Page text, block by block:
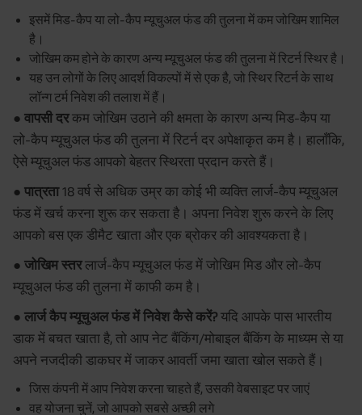
इसमें मिड-कैप या लो-कैप म्यूचुअल फंड की तुलना में कम जोखिम शामिल
है।
जोखिम कम होने के कारण अन्य म्यूचुअल फंड की तुलना में रिटर्न स्थिर है।
यह उन लोगों के लिए आदर्श विकल्पों में से एक है, जो स्थिर रिटर्न के साथ
लॉन्ग टर्म निवेश की तलाश में हैं।
● वापसी दरकम जोखिम उठाने की क्षमता के कारण अन्य मिड-कैप या
लो-कैप म्यूचुअल फंड की तुलना में रिटर्न दर अपेक्षाकृत कम है। हालाँकि,
ऐसे म्यूचुअल फंड आपको बेहतर स्थिरता प्रदान करते हैं।
● पात्रता18 वर्ष से अधिक उम्र का कोई भी व्यक्ति लार्ज-कैप म्यूचुअल
फंड में खर्च करना शुरू कर सकता है। अपना निवेश शुरू करने के लिए
आपको बस एक डीमैट खाता और एक ब्रोकर की आवश्यकता है।
● जोखिम स्तरलार्ज-कैप म्यूचुअल फंड में जोखिम मिड और लो-कैप
म्यूचुअल फंड की तुलना में काफी कम है।
● लार्ज कैप म्यूचुअल फंड में निवेश कैसे करें? यदि आपके पास भारतीय
डाक में बचत खाता है, तो आप नेट बैंकिंग/मोबाइल बैंकिंग के माध्यम से या
अपने नजदीकी डाकघर में जाकर आवर्ती जमा खाता खोल सकते हैं।
जिस कंपनी में आप निवेश करना चाहते हैं, उसकी वेबसाइट पर जाएं
वह योजना चुनें, जो आपको सबसे अच्छी लगे